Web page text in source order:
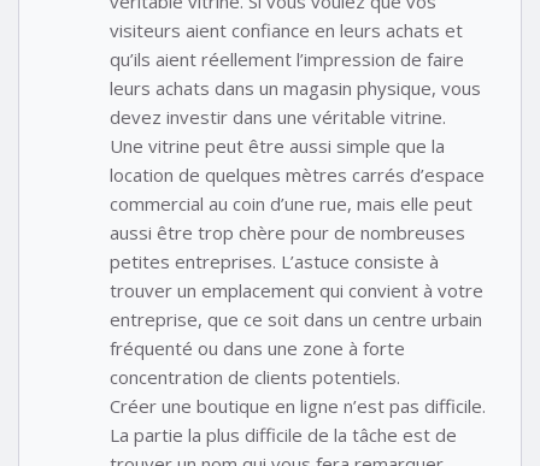
visiteurs aient confiance en leurs achats et
qu’ils aient réellement l’impression de faire
leurs achats dans un magasin physique, vous
devez investir dans une véritable vitrine.
Une vitrine peut être aussi simple que la
location de quelques mètres carrés d’espace
commercial au coin d’une rue, mais elle peut
aussi être trop chère pour de nombreuses
petites entreprises. L’astuce consiste à
trouver un emplacement qui convient à votre
entreprise, que ce soit dans un centre urbain
fréquenté ou dans une zone à forte
concentration de clients potentiels.
Créer une boutique en ligne n’est pas difficile.
La partie la plus difficile de la tâche est de